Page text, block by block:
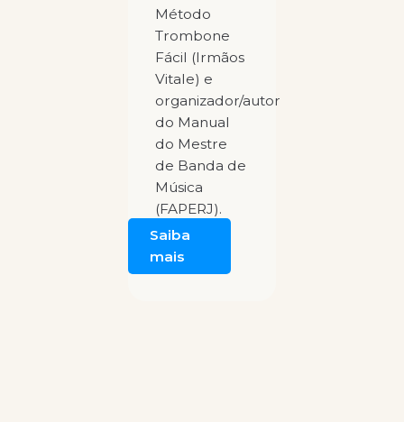
Método
Trombone
Fácil (Irmãos
Vitale) e
organizador/autor
do Manual
do Mestre
de Banda de
Música
(FAPERJ).
Saiba
mais